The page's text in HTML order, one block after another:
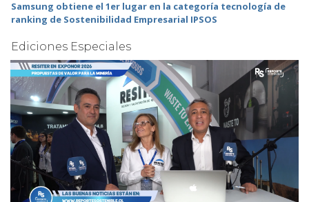
Samsung obtiene el 1er lugar en la categoría tecnología de
ranking de Sostenibilidad Empresarial IPSOS
Ediciones Especiales